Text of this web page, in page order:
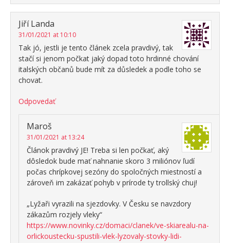
Jiří Landa
31/01/2021 at 10:10
Tak jó, jestli je tento článek zcela pravdivý, tak
stačí si jenom počkat jaký dopad toto hrdinné chování
italských občanů bude mít za důsledek a podle toho se
chovat.
Odpovedať
Maroš
31/01/2021 at 13:24
Článok pravdivý JE! Treba si len počkať, aký
dôsledok bude mať nahnanie skoro 3 miliónov ľudí
počas chrípkovej sezóny do spoločných miestností a
zároveň im zakázať pohyb v prírode ty trollský chuj!
„Lyžaři vyrazili na sjezdovky. V Česku se navzdory
zákazům rozjely vleky“
https://www.novinky.cz/domaci/clanek/ve-skiarealu-na-
orlickoustecku-spustili-vlek-lyzovaly-stovky-lidi-